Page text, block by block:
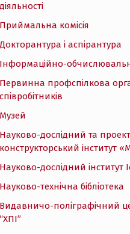
діяльності
Приймальна комісія
Докторантура і аспірантура
Інформаційно-
Первинна профспілкова
співробітників
Музей
Науково-дослідний та
конструкторський інститут
Науково-дослідний інститут
Науково-технічна бібліотека
Видавничо-поліграфічний
“ХПІ”